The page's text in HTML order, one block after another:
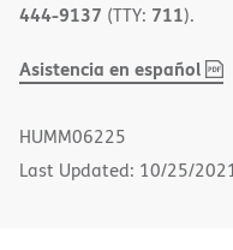
444-9137 (TTY: 711).
Asistencia en español,
HUMM06225
Last Updated: 10/25/